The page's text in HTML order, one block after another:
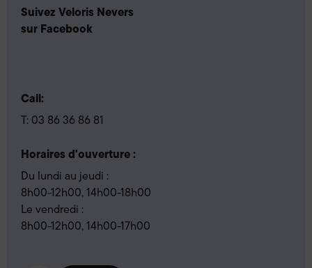
Suivez Veloris Nevers
sur Facebook
Call:
T: 03 86 36 86 81
Horaires d'ouverture :
Du lundi au jeudi :
8h00-12h00, 14h00-18h00
Le vendredi :
8h00-12h00, 14h00-17h00